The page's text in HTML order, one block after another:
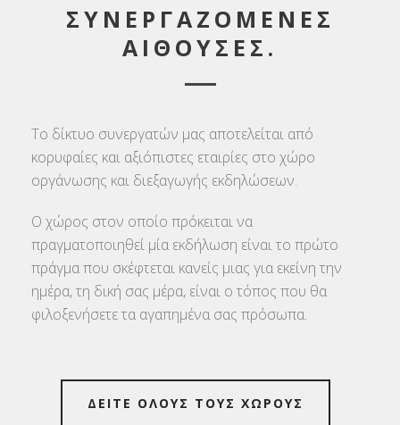
ΣΥΝΕΡΓΑΖΟΜΕΝΕΣ
ΑΙΘΟΥΣΕΣ.
Το δίκτυο συνεργατών μας αποτελείται από
κορυφαίες και αξιόπιστες εταιρίες στο χώρο
οργάνωσης και διεξαγωγής εκδηλώσεων.
Ο χώρος στον οποίο πρόκειται να
πραγματοποιηθεί μία εκδήλωση είναι το πρώτο
πράγμα που σκέφτεται κανείς μιας για εκείνη την
ημέρα, τη δική σας μέρα, είναι ο τόπος που θα
φιλοξενήσετε τα αγαπημένα σας πρόσωπα.
ΔΕΙΤΕ ΟΛΟΥΣ ΤΟΥΣ ΧΩΡΟΥΣ